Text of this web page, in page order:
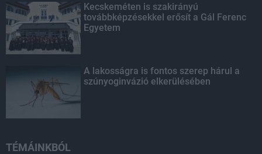
Kecskeméten is szakirányú
továbbképzésekkel erősít a Gál Ferenc
Egyetem
A lakosságra is fontos szerep hárul a
szúnyoginvázió elkerülésében
TÉMÁINKBÓL